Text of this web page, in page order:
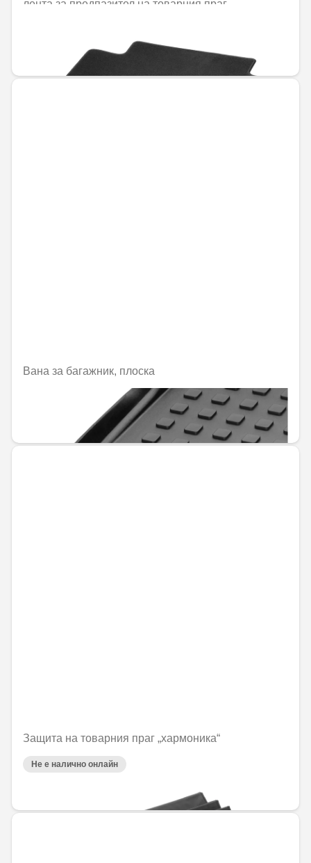
лента за предпазител на товарния праг
163,86 € / 320,48 лв.
Вана за багажник, плоска
144,00 € / 281,64 лв.
Защита на товарния праг „хармоника“
Не е налично онлайн